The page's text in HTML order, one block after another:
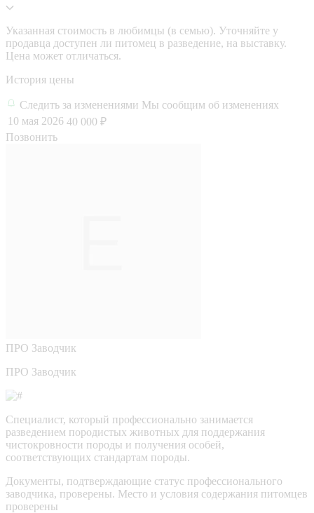
Указанная стоимость в любимцы (в семью). Уточняйте у
продавца доступен ли питомец в разведение, на выставку.
Цена может отличаться.
История цены
Следить за изменениями Мы сообщим об изменениях
10 мая 2026 40 000 ₽
Позвонить
ПРО Заводчик
ПРО Заводчик
Специалист, который профессионально занимается
разведением породистых животных для поддержания
чистокровности породы и получения особей,
соответствующих стандартам породы.
Документы, подтверждающие статус профессионального
заводчика, проверены. Место и условия содержания питомцев
проверены